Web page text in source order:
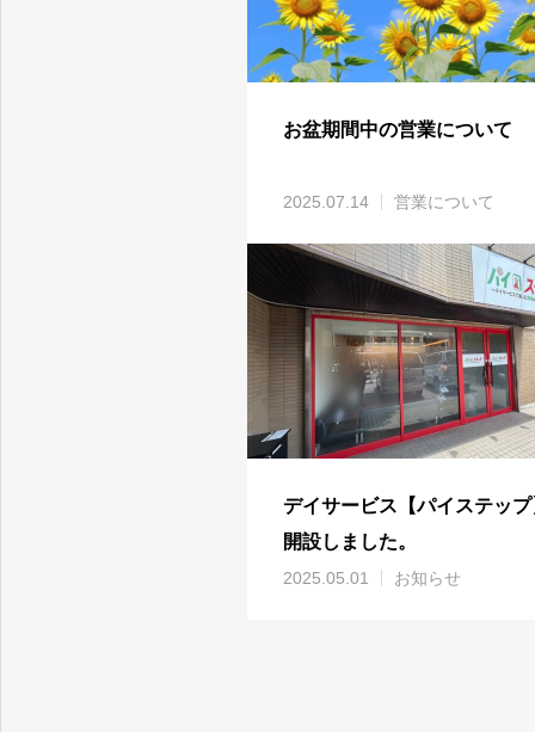
お盆期間中の営業について
2025.07.14 営業について
デイサービス【パイステッ
開設しました。
2025.05.01 お知らせ